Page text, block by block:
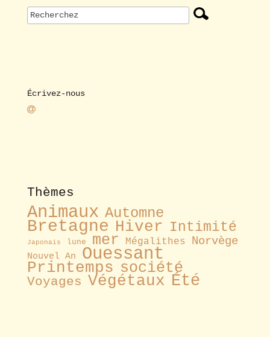
Écrivez-nous
Thèmes
Animaux Automne
Bretagne Hiver Intimité
Japonais lune mer Mégalithes Norvège
Nouvel An Ouessant
Printemps société
Voyages Végétaux Été